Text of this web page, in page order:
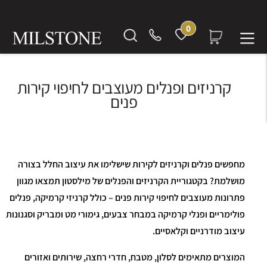
0
קרניזים ופנלים מעוצבים לחיפוי קירות
פנים
מחפשים פנלים וקרניזים לקירות שישלימו את עיצוב החלל בצורה
מושלמת? בקטגוריית הקרניזים והפנלים של מילסטון תמצאו מגוון
פתרונות מעוצבים לחיפוי קירות פנים – כולל קרניזי קרמיקה, פנלים
פולימריים ופנלי קרמיקה במבחר צבעים, גימורי מט ומבריק וסגנונות
עיצוב מודרניים וקלאסיים.
המוצרים מתאימים לסלון, מטבח, חדרי רחצה, שירותים ואזורים